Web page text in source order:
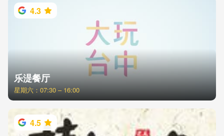
4.3
乐湜餐厅
星期六：07:30 – 16:00
4.5